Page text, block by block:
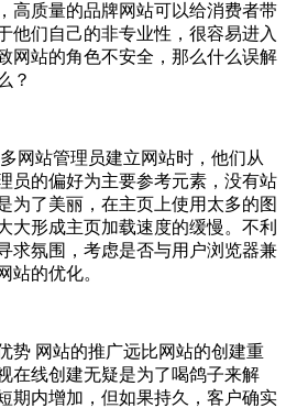
高质量的品牌网站可以给消费者带
他们自己的非专业性，很容易进入
网站的角色不安全，那么什么误解
？
网站管理员建立网站时，他们从
员的偏好为主要参考元素，没有站
为了美丽，在主页上使用太多的图
大形成主页加载速度的缓慢。不利
求氛围，考虑是否与用户浏览器兼
站的优化。
势 网站的推广远比网站的创建重
在线创建无疑是为了喝鸽子来解
期内增加，但如果持久，客户确实